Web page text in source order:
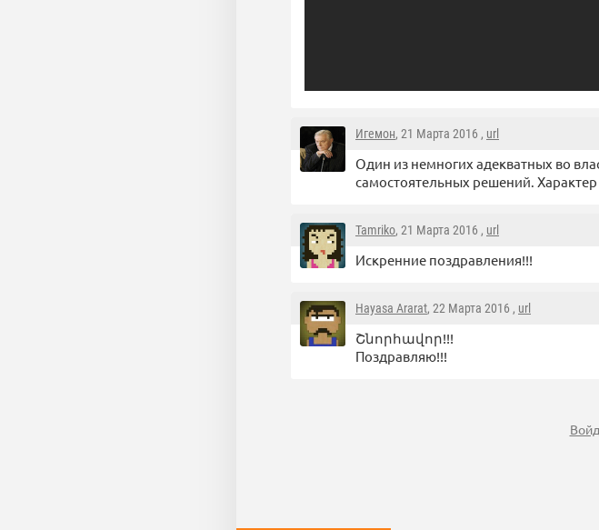
Игемон, 21 Марта 2016 , url
Один из немногих адекватных во
самостоятельных решений.
Tamriko, 21 Марта 2016 , url
Искренние поздравления!!!
Hayasa Ararat, 22 Марта 2016 , url
Շնորհավոր!!!
Поздравляю!!!